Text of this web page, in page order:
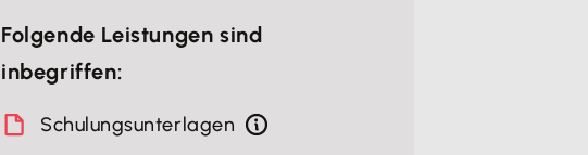
Folgende Leistungen sind
inbegriffen:
Schulungsunterlagen